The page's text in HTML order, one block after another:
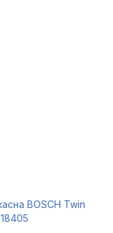
BOSCH Twin